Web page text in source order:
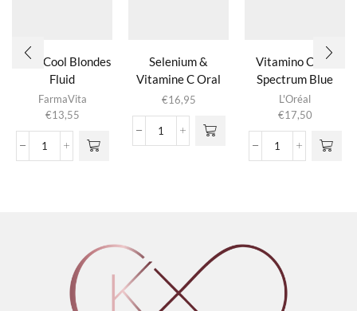
N°08 Cool Blondes
Fluid
FarmaVita
€13,55
N°08
Selenium &
Vitamine C Oral
Spray –
Antioxidant
Supplement – 25
ml
€16,95
Selenium
Supplement
-
25
ml
Vitamino Color
Spectrum Blue
Shampoo
L'Oréal
€17,50
Vitamino